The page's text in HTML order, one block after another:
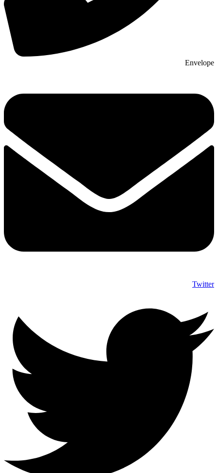
Envelope
Twitter